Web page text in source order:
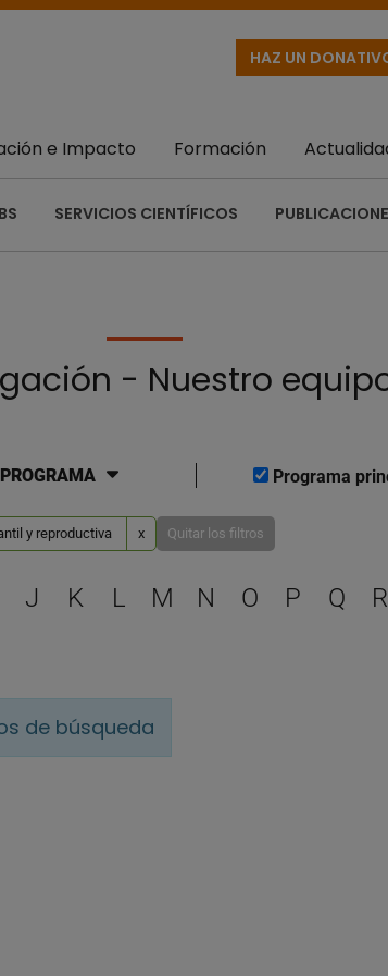
HAZ UN
SERVICIOS CIENTÍFICOS
e Impacto Formación
- Nuestro
PROGRAMA Programa
y reproductiva x Quitar los filtros
Selecciona una letra
J K L M N O P Q R
de búsqueda